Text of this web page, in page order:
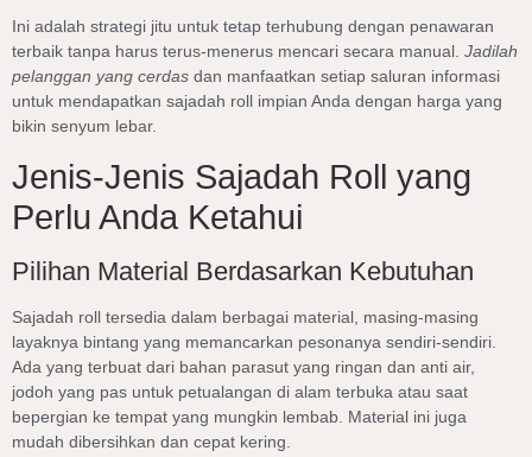
Ini adalah strategi jitu untuk tetap terhubung dengan penawaran
terbaik tanpa harus terus-menerus mencari secara manual. Jadilah
pelanggan yang cerdas dan manfaatkan setiap saluran informasi
untuk mendapatkan sajadah roll impian Anda dengan harga yang
bikin senyum lebar.
Jenis-Jenis Sajadah Roll yang
Perlu Anda Ketahui
Pilihan Material Berdasarkan Kebutuhan
Sajadah roll tersedia dalam berbagai material, masing-masing
layaknya bintang yang memancarkan pesonanya sendiri-sendiri.
Ada yang terbuat dari bahan parasut yang ringan dan anti air,
jodoh yang pas untuk petualangan di alam terbuka atau saat
bepergian ke tempat yang mungkin lembab. Material ini juga
mudah dibersihkan dan cepat kering.